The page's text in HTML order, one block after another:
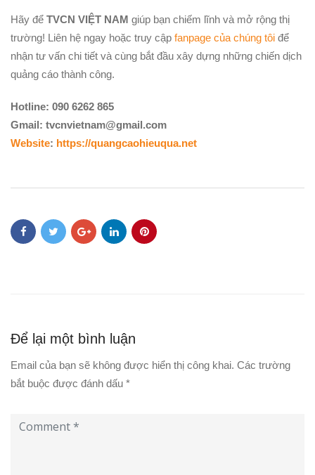
Hãy để TVCN VIỆT NAM giúp bạn chiếm lĩnh và mở rộng thị
trường! Liên hệ ngay hoặc truy cập fanpage của chúng tôi để
nhận tư vấn chi tiết và cùng bắt đầu xây dựng những chiến dịch
quảng cáo thành công.
Hotline: 090 6262 865
Gmail: tvcnvietnam@gmail.com
Website: https://quangcaohieuqua.net
Để lại một bình luận
Email của bạn sẽ không được hiển thị công khai. Các trường
bắt buộc được đánh dấu *